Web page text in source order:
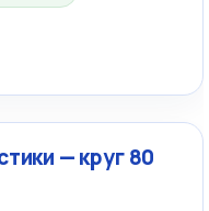
— круг 80